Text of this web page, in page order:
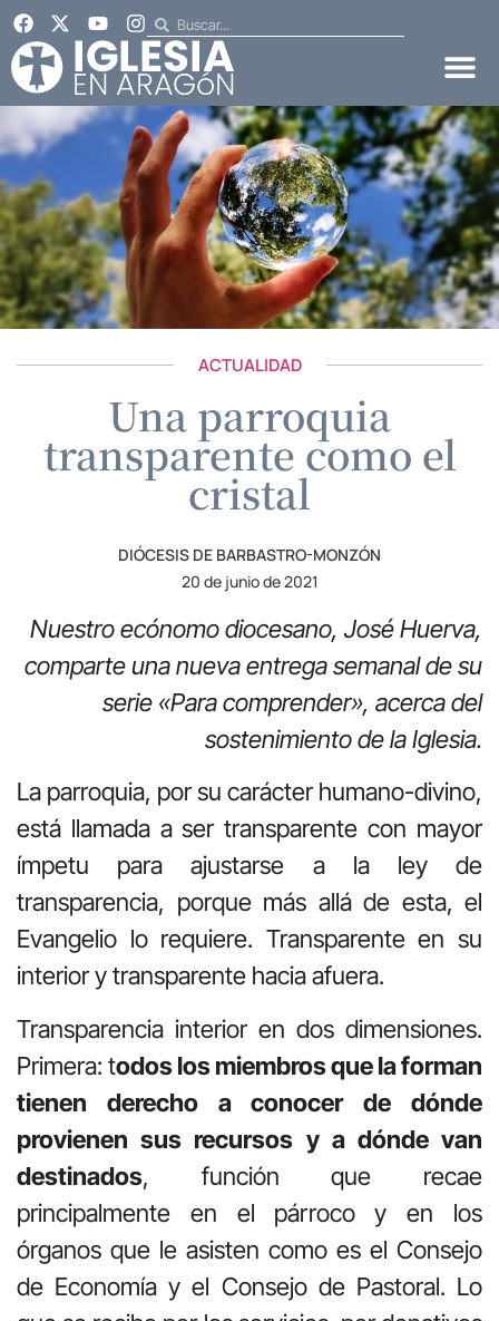
ACTUALIDAD
Una parroquia
transparente como el
cristal
DIÓCESIS DE BARBASTRO-MONZÓN
20 de junio de 2021
Nuestro ecónomo diocesano, José Huerva,
comparte una nueva entrega semanal de su
serie «Para comprender», acerca del
sostenimiento de la Iglesia.
La parroquia, por su carácter humano-divino,
está llamada a ser transparente con mayor
ímpetu para ajustarse a la ley de
transparencia, porque más allá de esta, el
Evangelio lo requiere. Transparente en su
interior y transparente hacia afuera.
Transparencia interior en dos dimensiones.
Primera: todos los miembros que la forman
tienen derecho a conocer de dónde
provienen sus recursos y a dónde van
destinados, función que recae
principalmente en el párroco y en los
órganos que le asisten como es el Consejo
de Economía y el Consejo de Pastoral. Lo